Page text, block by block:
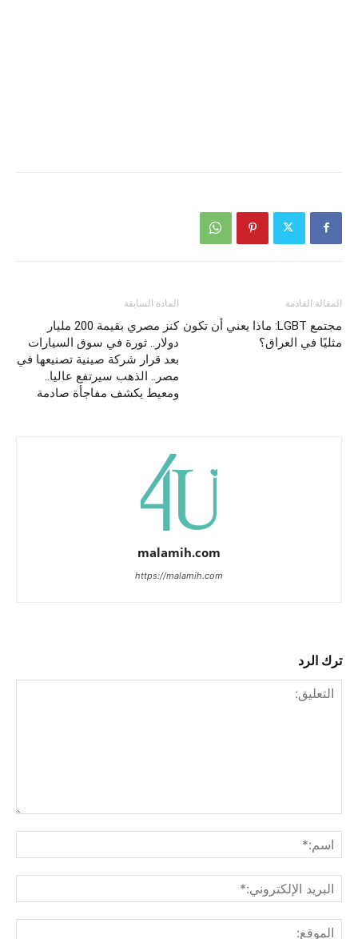
المادة السابقة
كنز مصري بقيمة 200 مليار
دولار.. ثورة في سوق السيارات
بعد قرار شركة صينية تصنيعها في
مصر.. الذهب سيرتفع عاليا..
ومعيط يكشف مفاجأة صادمة
المقالة القادمة
مجتمع LGBT: ماذا يعني أن تكون
مثليًا في العراق؟
malamih.com
https://malamih.com
ترك الرد